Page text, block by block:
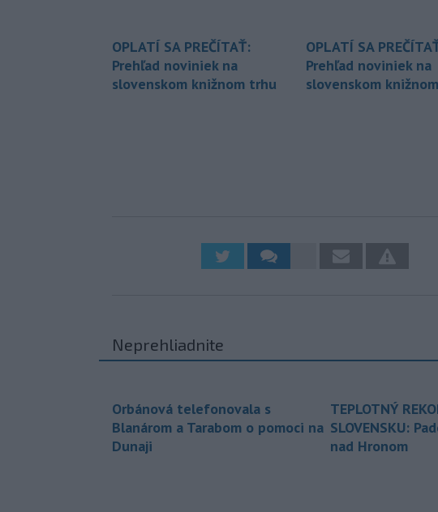
OPLATÍ SA PREČÍTAŤ:
Prehľad noviniek na
slovenskom knižnom trhu
OPLATÍ SA
Prehľad noviniek na
slovenskom
Neprehliadnite
Orbánová telefonovala s
Blanárom a Tarabom o pomoci na
Dunaji
TEPLOTNÝ
SLOVENSKU:
nad Hronom